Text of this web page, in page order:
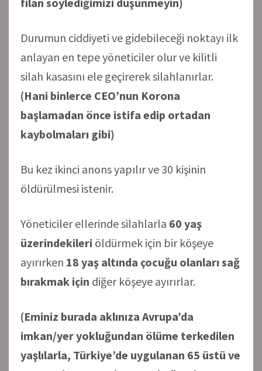
Durumun ciddiyeti ve gidebileceği noktayı ilk
anlayan en tepe yöneticiler olur ve kilitli
silah kasasını ele geçirerek silahlanırlar.
(Hani binlerce CEO’nun Korona
başlamadan önce istifa edip ortadan
kaybolmaları gibi)
Bu kez ikinci anons yapılır ve 30 kişinin
öldürülmesi istenir.
Yöneticiler ellerinde silahlarla 60 yaş
üzerindekileri öldürmek için bir köşeye
ayırırken 18 yaş altında çocuğu olanları sağ
bırakmak için diğer köşeye ayırırlar.
(Eminiz burada aklınıza Avrupa’da
imkan/yer yokluğundan ölüme terkedilen
yaşlılarla, Türkiye’de uygulanan 65 üstü ve